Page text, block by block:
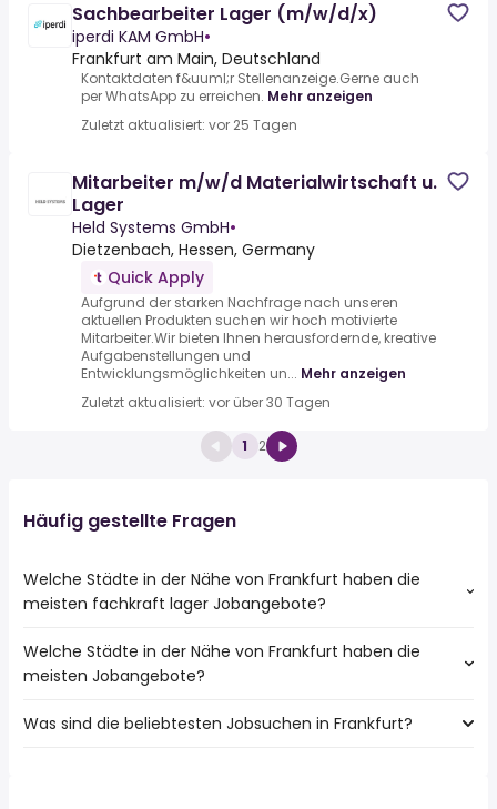
Sachbearbeiter Lager (m/w/d/x)
iperdi KAM GmbH•
Frankfurt am Main, Deutschland
Kontaktdaten f&uuml;r Stellenanzeige.Gerne auch
per WhatsApp zu erreichen. Mehr anzeigen
Zuletzt aktualisiert: vor 25 Tagen
Mitarbeiter m/w/d Materialwirtschaft u.
Lager
Held Systems GmbH•
Dietzenbach, Hessen, Germany
Quick Apply
Aufgrund der starken Nachfrage nach unseren
aktuellen Produkten suchen wir hoch motivierte
Mitarbeiter.Wir bieten Ihnen herausfordernde, kreative
Aufgabenstellungen und
Entwicklungsmöglichkeiten un... Mehr anzeigen
Zuletzt aktualisiert: vor über 30 Tagen
1 2
Häufig gestellte Fragen
Welche Städte in der Nähe von Frankfurt haben die
meisten fachkraft lager Jobangebote?
Städte in der Nähe von Frankfurt mit den meisten
fachkraft lager Jobs:
Welche Städte in der Nähe von Frankfurt haben die
meisten Jobangebote?
10 Städte in der Nähe von Frankfurt mit den meisten
Was sind die beliebtesten Jobsuchen in Frankfurt?